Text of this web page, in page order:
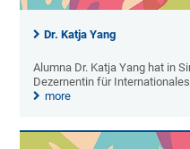
Dr. Katja Yang
Alumna Dr. Katja Yang hat in
Dezernentin für
more